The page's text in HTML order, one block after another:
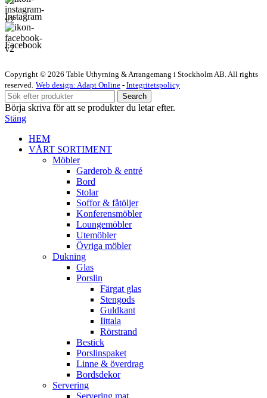
Instagram
Facebook
Copyright © 2026 Table Uthyrning & Arrangemang i Stockholm AB. All rights
reserved​​. Web design: Adapt Online - Integritetspolicy
Search
Börja skriva för att se produkter du letar efter.
Stäng
HEM
VÅRT SORTIMENT
Möbler
Garderob & entré
Bord
Stolar
Soffor & fåtöljer
Konferensmöbler
Loungemöbler
Utemöbler
Övriga möbler
Dukning
Glas
Porslin
Färgat glas
Stengods
Guldkant
Iittala
Rörstrand
Bestick
Porslinspaket
Linne & överdrag
Bordsdekor
Servering